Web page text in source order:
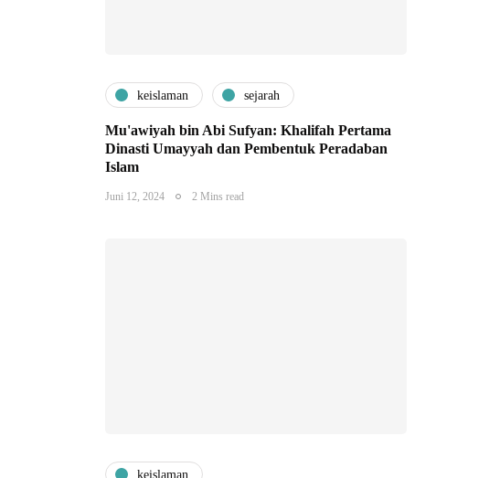
keislaman sejarah
Mu'awiyah bin Abi Sufyan: Khalifah Pertama
Dinasti Umayyah dan Pembentuk Peradaban
Islam
Juni 12, 2024 2 Mins read
keislaman